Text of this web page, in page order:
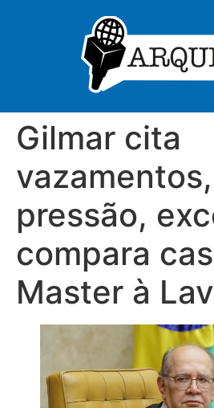
Gilmar cita
vazamentos,
pressão,
compara
Master à